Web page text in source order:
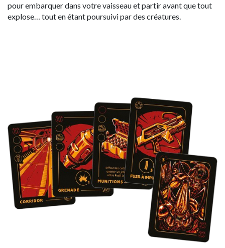
pour embarquer dans votre vaisseau et partir avant que tout
explose… tout en étant poursuivi par des créatures.